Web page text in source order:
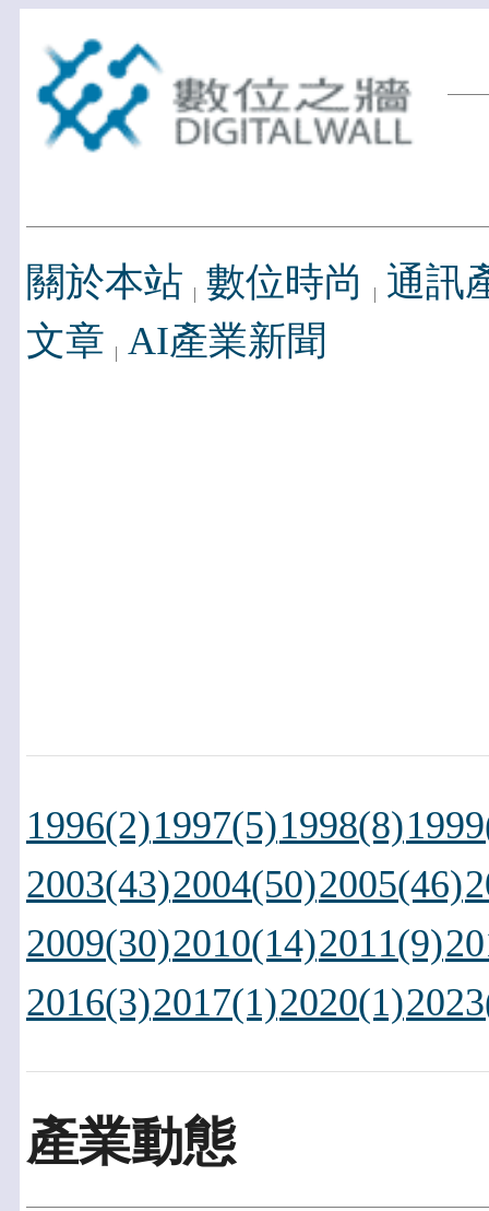
關於本站 數位時尚
通訊
文章 AI產業新聞
1996(2)1997(5)1998(8)
2003(43)2004(50)2005(46)
2009(30)2010(14)2011(9)
2016(3)2017(1)2020(1)
產業動態